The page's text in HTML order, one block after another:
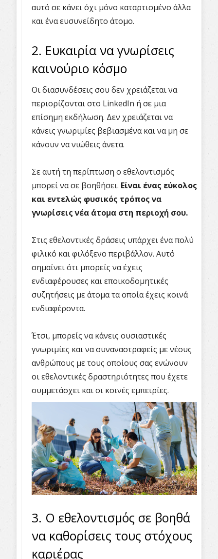
αυτό σε κάνει όχι μόνο καταρτισμένο άλλα
και ένα ευσυνείδητο άτομο.
2. Ευκαιρία να γνωρίσεις
καινούριο κόσμο
Οι διασυνδέσεις σου δεν χρειάζεται να
περιορίζονται στο LinkedIn ή σε μια
επίσημη εκδήλωση. Δεν χρειάζεται να
κάνεις γνωριμίες βεβιασμένα και να μη σε
κάνουν να νιώθεις άνετα.
Σε αυτή τη περίπτωση ο εθελοντισμός
μπορεί να σε βοηθήσει. Είναι ένας εύκολος
και εντελώς φυσικός τρόπος να
γνωρίσεις νέα άτομα στη περιοχή σου.
Στις εθελοντικές δράσεις υπάρχει ένα πολύ
φιλικό και φιλόξενο περιβάλλον. Αυτό
σημαίνει ότι μπορείς να έχεις
ενδιαφέρουσες και εποικοδομητικές
συζητήσεις με άτομα τα οποία έχεις κοινά
ενδιαφέροντα.
Έτσι, μπορείς να κάνεις ουσιαστικές
γνωριμίες και να συναναστραφείς με νέους
ανθρώπους με τους οποίους σας ενώνουν
οι εθελοντικές δραστηριότητες που έχετε
συμμετάσχει και οι κοινές εμπειρίες.
3. Ο εθελοντισμός σε βοηθά
να καθορίσεις τους στόχους
καριέρας